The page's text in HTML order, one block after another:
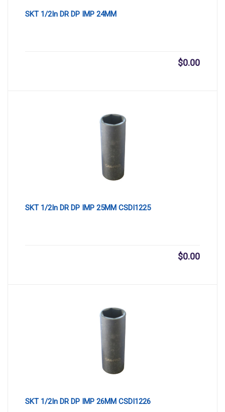
SKT 1/2In DR DP IMP 24MM
$0.00
SKT 1/2In DR DP IMP 25MM CSDI1225
$0.00
SKT 1/2In DR DP IMP 26MM CSDI1226